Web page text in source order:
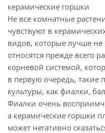
керамические горшки
Не все комнатные
чувствуют в
видов, которые лучше не
относятся прежде всего
корневой системой,
в первую очередь,
культуры, как фиалки,
Фиалки очень
а керамические горшки
может негативно